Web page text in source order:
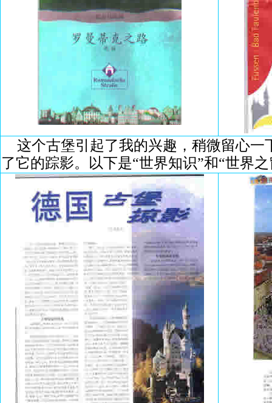
这个古堡引起了我的兴趣，稍微留心一
了它的踪影。以下是“世界知识”和“世界